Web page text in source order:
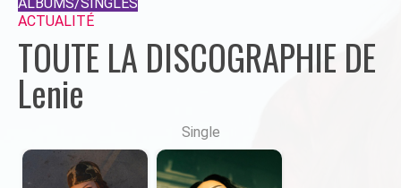
ACTUALITÉ
TOUTE LA DISCOGRAPHIE DE
Lenie
Single
SINGLE